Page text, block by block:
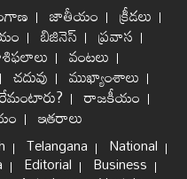
జాతీయం క్రీడలు
బిజినెస్ ప్రవాస
వంటలు
చదువు ముఖ్యాంశాలు
రాజకీయం
ఇతరాలు
Telangana National
Editorial Business